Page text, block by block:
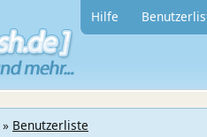
Hilfe
» Benutzerliste